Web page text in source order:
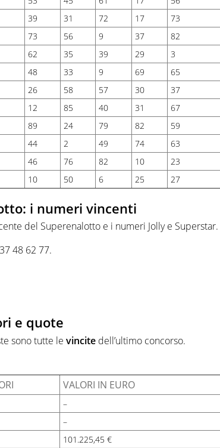
39 31 72 17
73
73 56 9 37
82
62 35 39 29
3
48 33 9 69
65
26 58 57 30
37
12 85 40 31
67
89 24 79 82
59
44 2 49 74
63
46 76 82 10
23
10 50 6 25 27
i numeri vincenti
del Superenalotto e i numeri Jolly e Superstar.
48 62 77.
e quote
sono tutte le vincite dell’ultimo concorso.
VALORI IN EURO
–
–
101.225,45 €